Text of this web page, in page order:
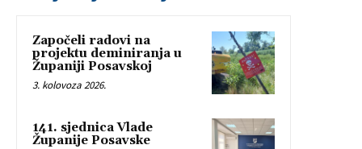
Započeli radovi na
projektu deminiranja u
Županiji Posavskoj
3. kolovoza 2026.
141. sjednica Vlade
Županije Posavske